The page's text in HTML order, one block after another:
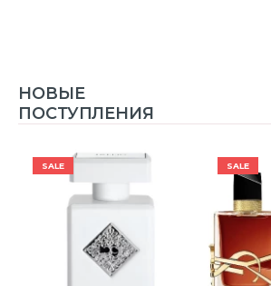
НОВЫЕ
ПОСТУПЛЕНИЯ
SALE SALE